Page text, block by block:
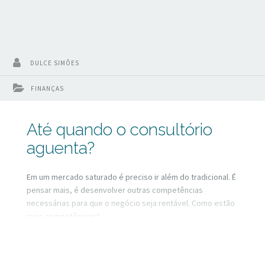
FINANÇAS
DULCE SIMÕES
Até quando o consultório
aguenta?
Em um mercado saturado é preciso ir além do tradicional. É
pensar mais, é desenvolver outras competências
necessárias para que o negócio seja rentável. Como estão
suas competências?